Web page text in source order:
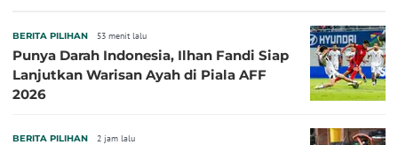
BERITA PILIHAN 53 menit lalu
Punya Darah Indonesia, Ilhan Fandi Siap
Lanjutkan Warisan Ayah di Piala AFF
2026
BERITA PILIHAN 2 jam lalu